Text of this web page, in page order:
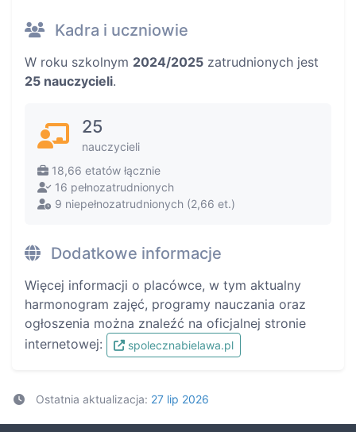
Kadra i uczniowie
W roku szkolnym 2024/2025 zatrudnionych jest
25 nauczycieli.
25
nauczycieli
18,66 etatów łącznie
16 pełnozatrudnionych
9 niepełnozatrudnionych (2,66 et.)
Dodatkowe informacje
Więcej informacji o placówce, w tym aktualny
harmonogram zajęć, programy nauczania oraz
ogłoszenia można znaleźć na oficjalnej stronie
internetowej:
spolecznabielawa.pl
Ostatnia aktualizacja: 27 lip 2026